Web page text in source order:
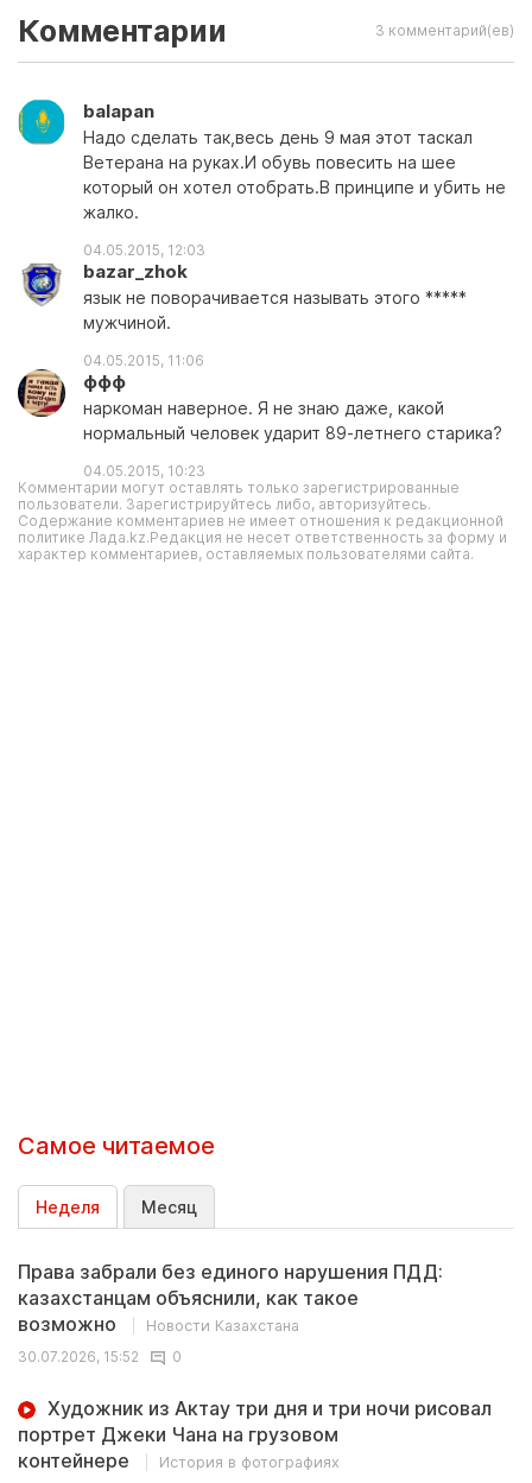
Комментарии 3 комментарий(ев)
balapan
Надо сделать так,весь день 9 мая этот таскал
Ветерана на руках.И обувь повесить на шее
который он хотел отобрать.В принципе и убить не
жалко.
04.05.2015, 12:03
bazar_zhok
язык не поворачивается называть этого *****
мужчиной.
04.05.2015, 11:06
ффф
наркоман наверное. Я не знаю даже, какой
нормальный человек ударит 89-летнего старика?
04.05.2015, 10:23
Комментарии могут оставлять только зарегистрированные
пользователи. Зарегистрируйтесь либо, авторизуйтесь.
Содержание комментариев не имеет отношения к редакционной
политике Лада.kz.Редакция не несет ответственность за форму и
характер комментариев, оставляемых пользователями сайта.
Самое читаемое
Неделя Месяц
Права забрали без единого нарушения ПДД:
казахстанцам объяснили, как такое
возможно
Новости Казахстана
30.07.2026, 15:52
0
Художник из Актау три дня и три ночи рисовал
портрет Джеки Чана на грузовом
контейнере
История в фотографиях